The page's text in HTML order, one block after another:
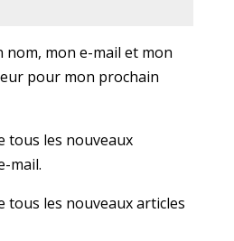
nom, mon e-mail et mon
pour mon prochain
tous les nouveaux
mail.
tous les nouveaux articles